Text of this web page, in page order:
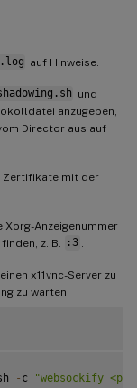
auf Hinweise.
und
anzugeben,
Director aus auf
Zertifikate mit der
Xorg-Anzeigenummer
z. B. :3
x11vnc-Server zu
zu warten.
- c "websockify